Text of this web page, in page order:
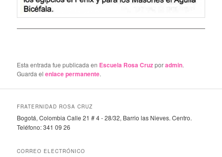
Esta entrada fue publicada en Escuela Rosa Cruzporadmin.
Guarda elenlace permanente.
FRATERNIDAD ROSA CRUZ
Bogotá, Colombia Calle 21 # 4 - 28/32, Barrio las Nieves. Centro.
Teléfono: 341 09 26
CORREO ELECTRÓNICO